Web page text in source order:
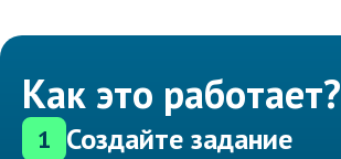
Как это работает?
1 Создайте задание